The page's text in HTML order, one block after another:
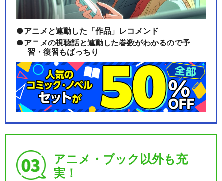
アニメと連動した「作品」レコメンド
アニメの視聴話と連動した巻数がわかるので予
習・復習もばっちり
アニメ・ブック以外も充
実！